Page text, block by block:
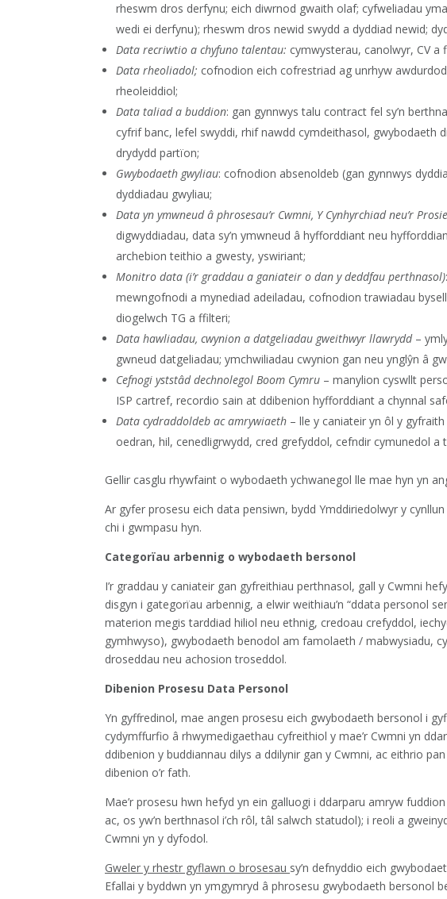
rheswm dros derfynu; eich diwrnod gwaith olaf; cyfweliadau
wedi ei derfynu); rheswm dros newid swydd a dyddiad newid;
Data recriwtio a chyfuno talentau: cymwysterau, canolwyr, CV
Data rheoliadol; cofnodion eich cofrestriad ag unrhyw
rheoleiddiol;
Data taliad a buddion: gan gynnwys talu contract fel sy’n
cyfrif banc, lefel swyddi, rhif nawdd cymdeithasol, gwybodaeth
drydydd partïon;
Gwybodaeth gwyliau: cofnodion absenoldeb (gan gynnwys
dyddiadau gwyliau;
Data yn ymwneud â phrosesau’r Cwmni, Y Cynhyrchiad neu’r
digwyddiadau, data sy’n ymwneud â hyfforddiant neu
archebion teithio a gwesty, yswiriant;
Monitro data (i’r graddau a ganiateir o dan y deddfau perthnasol)
mewngofnodi a mynediad adeiladau, cofnodion trawiadau
diogelwch TG a ffilteri;
Data hawliadau, cwynion a datgeliadau gweithwyr llawrydd –
gwneud datgeliadau; ymchwiliadau cwynion gan neu ynglŷn â
Cefnogi yststâd dechnolegol Boom Cymru – manylion cyswllt
ISP cartref, recordio sain at ddibenion hyfforddiant a chynnal
Data cydraddoldeb ac amrywiaeth – lle y caniateir yn ôl y
oedran, hil, cenedligrwydd, cred grefyddol, cefndir cymunedol a
Gellir casglu rhywfaint o wybodaeth ychwanegol lle mae hyn yn
Ar gyfer prosesu eich data pensiwn, bydd Ymddiriedolwyr y
chi i gwmpasu hyn.
Categorïau arbennig o wybodaeth bersonol
I’r graddau y caniateir gan gyfreithiau perthnasol, gall y Cwmni
disgyn i gategorïau arbennig, a elwir weithiau’n “ddata personol
materion megis tarddiad hiliol neu ethnig, credoau crefyddol,
gymhwyso), gwybodaeth benodol am famolaeth / mabwysiadu,
droseddau neu achosion troseddol.
Dibenion Prosesu Data Personol
Yn gyffredinol, mae angen prosesu eich gwybodaeth bersonol i
cydymffurfio â rhwymedigaethau cyfreithiol y mae’r Cwmni yn
ddibenion y buddiannau dilys a ddilynir gan y Cwmni, ac eithrio
dibenion o’r fath.
Mae’r prosesu hwn hefyd yn ein galluogi i ddarparu amryw
ac, os yw’n berthnasol i’ch rôl, tâl salwch statudol); i reoli a
Cwmni yn y dyfodol.
Gweler y rhestr gyflawn o brosesau sy’n defnyddio eich
Efallai y byddwn yn ymgymryd â phrosesu gwybodaeth bersonol